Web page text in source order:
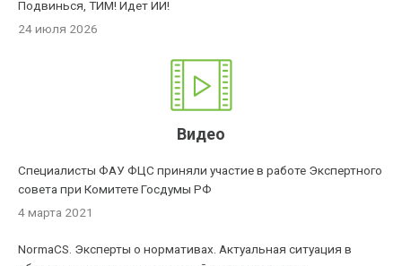
Подвинься, ТИМ! Идет ИИ!
24 июля 2026
Видео
Специалисты ФАУ ФЦС приняли участие в работе Экспертного
совета при Комитете Госдумы РФ
4 марта 2021
NormaCS. Эксперты о нормативах. Актуальная ситуация в